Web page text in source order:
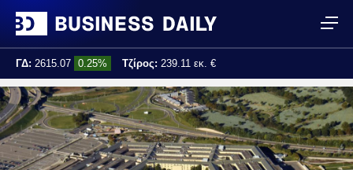
ΓΔ: 2615.07 0.25% Τζίρος: 239.11 εκ. €
Τελ. ενημέρωση: 17:25:01